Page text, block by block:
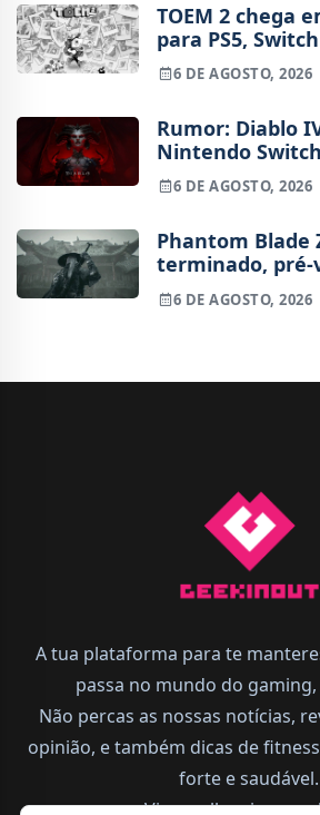
TOEM 2 chega
para PS5,
6 DE AGOSTO, 2026
Rumor: Diablo
Nintendo
e vai custar o
novo
6 DE AGOSTO, 2026
Phantom Blade
terminado, pré-
começam na
6 DE AGOSTO, 2026
A tua plataforma para te
passa no mundo do
Não percas as nossas notícias,
opinião, e também dicas de
forte e saudável.
Vive melhor, joga